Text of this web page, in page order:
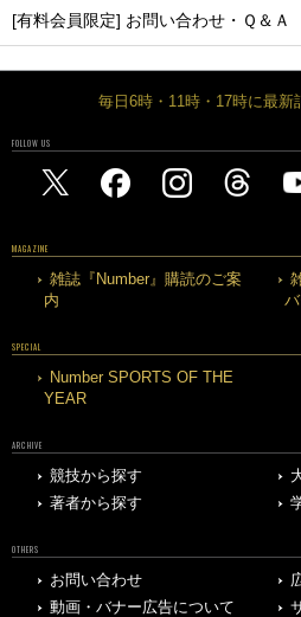
[有料会員限定] お問い合わせ・Ｑ＆Ａ
毎日6時・11時・17時に最新
FOLLOW US
MAGAZINE
雑誌『Number』購読のご案
内
SPECIAL
Number SPORTS OF THE
YEAR
ARCHIVE
競技から探す
著者から探す
OTHERS
お問い合わせ
動画・バナー広告について